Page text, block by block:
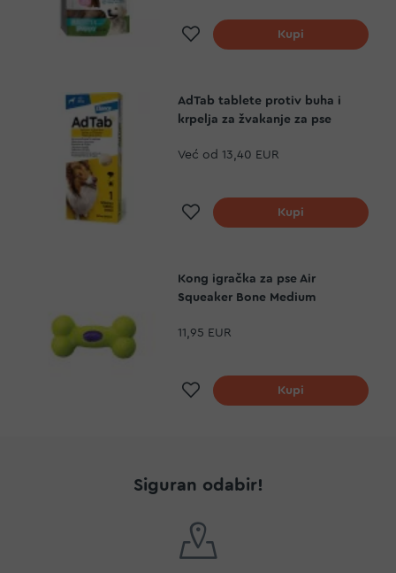
Dodaj na listu želja
Kupi
AdTab tablete protiv buha i
krpelja za žvakanje za pse
Već od 13,40 EUR
Dodaj na listu želja
Kupi
Kong igračka za pse Air
Squeaker Bone Medium
11,95 EUR
Dodaj na listu želja
Kupi
Siguran odabir!